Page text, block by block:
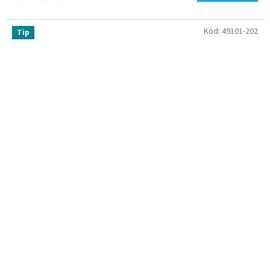
Tip Kód: 49101-202